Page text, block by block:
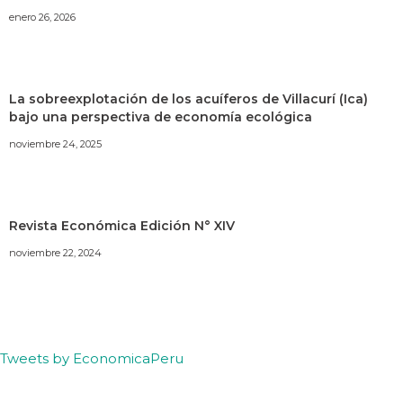
enero 26, 2026
La sobreexplotación de los acuíferos de Villacurí (Ica)
bajo una perspectiva de economía ecológica
noviembre 24, 2025
Revista Económica Edición N° XIV
noviembre 22, 2024
Tweets by EconomicaPeru